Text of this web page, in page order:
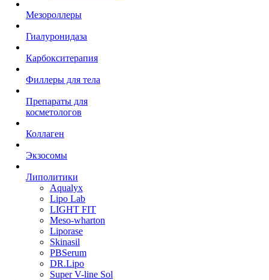
Мезороллеры
Гиалуронидаза
Карбокситерапия
Филлеры для тела
Препараты для
косметологов
Коллаген
Экзосомы
Липолитики
Aqualyx
Lipo Lab
LIGHT FIT
Meso-wharton
Liporase
Skinasil
PBSerum
DR.Lipo
Super V-line Sol